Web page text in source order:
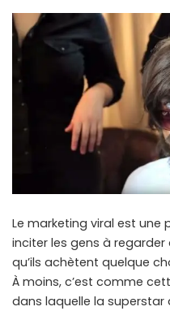
Le marketing viral est une
inciter les gens à
qu’ils achètent quelque
À moins, c’est comme
dans laquelle la